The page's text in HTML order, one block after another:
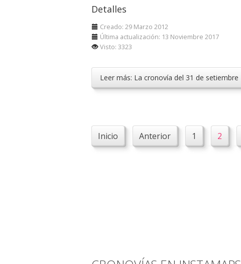
Detalles
Creado: 29 Marzo 2012
Última actualización: 13 Noviembre 2017
Visto: 3323
Leer más: La cronovía del 31 de setiembre
Inicio Anterior 1 2